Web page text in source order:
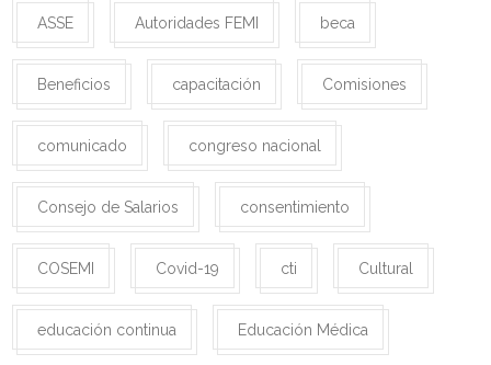
ASSE Autoridades FEMI beca
Beneficios capacitación Comisiones
comunicado congreso nacional
Consejo de Salarios consentimiento
COSEMI Covid-19 cti Cultural
educación continua Educación Médica